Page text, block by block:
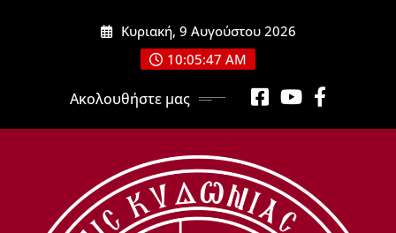
Κυριακή, 9 Αυγούστου 2026
10:05:48 AM
Ακολουθήστε μας